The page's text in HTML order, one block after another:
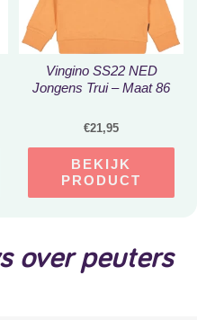
Vingino SS22 NED
Jongens Trui – Maat 86
€21,95
BEKIJK
PRODUCT
over peuters